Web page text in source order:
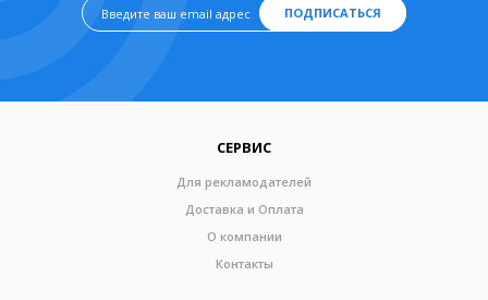
ПОДПИСАТЬСЯ
СЕРВИС
Для рекламодателей
Доставка и Оплата
О компании
Контакты